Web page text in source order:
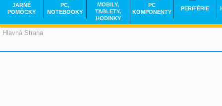
Hlavná Strana
JARNÉ
POMÔCKY
PC,
NOTEBOOKY
MOBILY,
TABLETY,
HODINKY
PC
KOMPONENTY
PERIFÉRIE